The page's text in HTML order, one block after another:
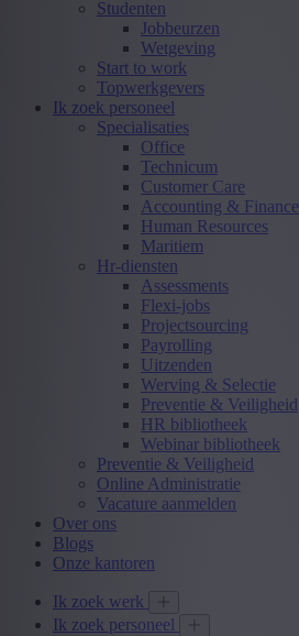
Studenten
Jobbeurzen
Wetgeving
Start to work
Topwerkgevers
Ik zoek personeel
Specialisaties
Office
Technicum
Customer Care
Accounting & Finance
Human Resources
Maritiem
Hr-diensten
Assessments
Flexi-jobs
Projectsourcing
Payrolling
Uitzenden
Werving & Selectie
Preventie & Veiligheid
HR bibliotheek
Webinar bibliotheek
Preventie & Veiligheid
Online Administratie
Vacature aanmelden
Over ons
Blogs
Onze kantoren
Ik zoek werk
Ik zoek personeel